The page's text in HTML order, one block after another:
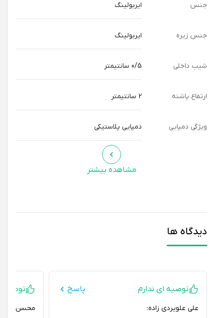
جنس ایربولینگ
جنس زیره ایربولینگ
شیب داخلی
ارتفاع پاشنه
ویژگی دمپایی دمپایی پلاستیکی
مشاهده بیشتر
دیدگاه ها
توصیه ای ندارم پاسخ
علی علویردی زاده:
توصیه ای
محسن امامیان: